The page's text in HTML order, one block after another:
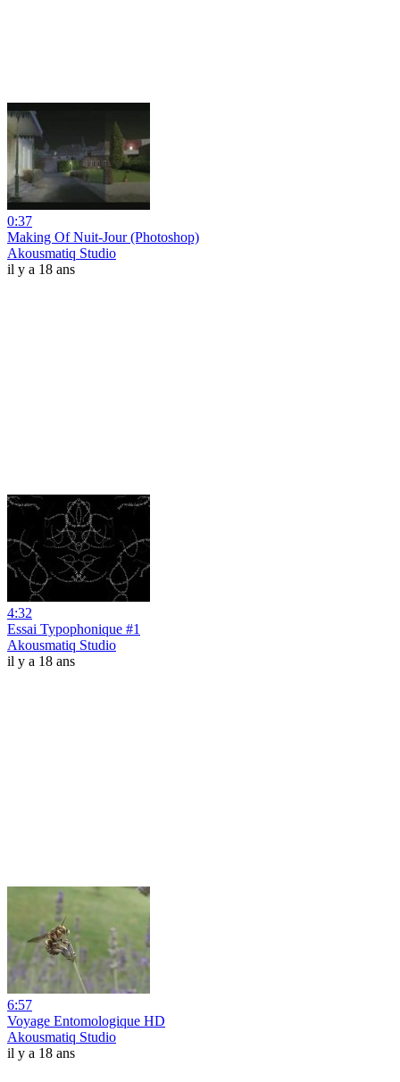
0:37
Making Of Nuit-Jour (Photoshop)
Akousmatiq Studio
il y a 18 ans
4:32
Essai Typophonique #1
Akousmatiq Studio
il y a 18 ans
6:57
Voyage Entomologique HD
Akousmatiq Studio
il y a 18 ans